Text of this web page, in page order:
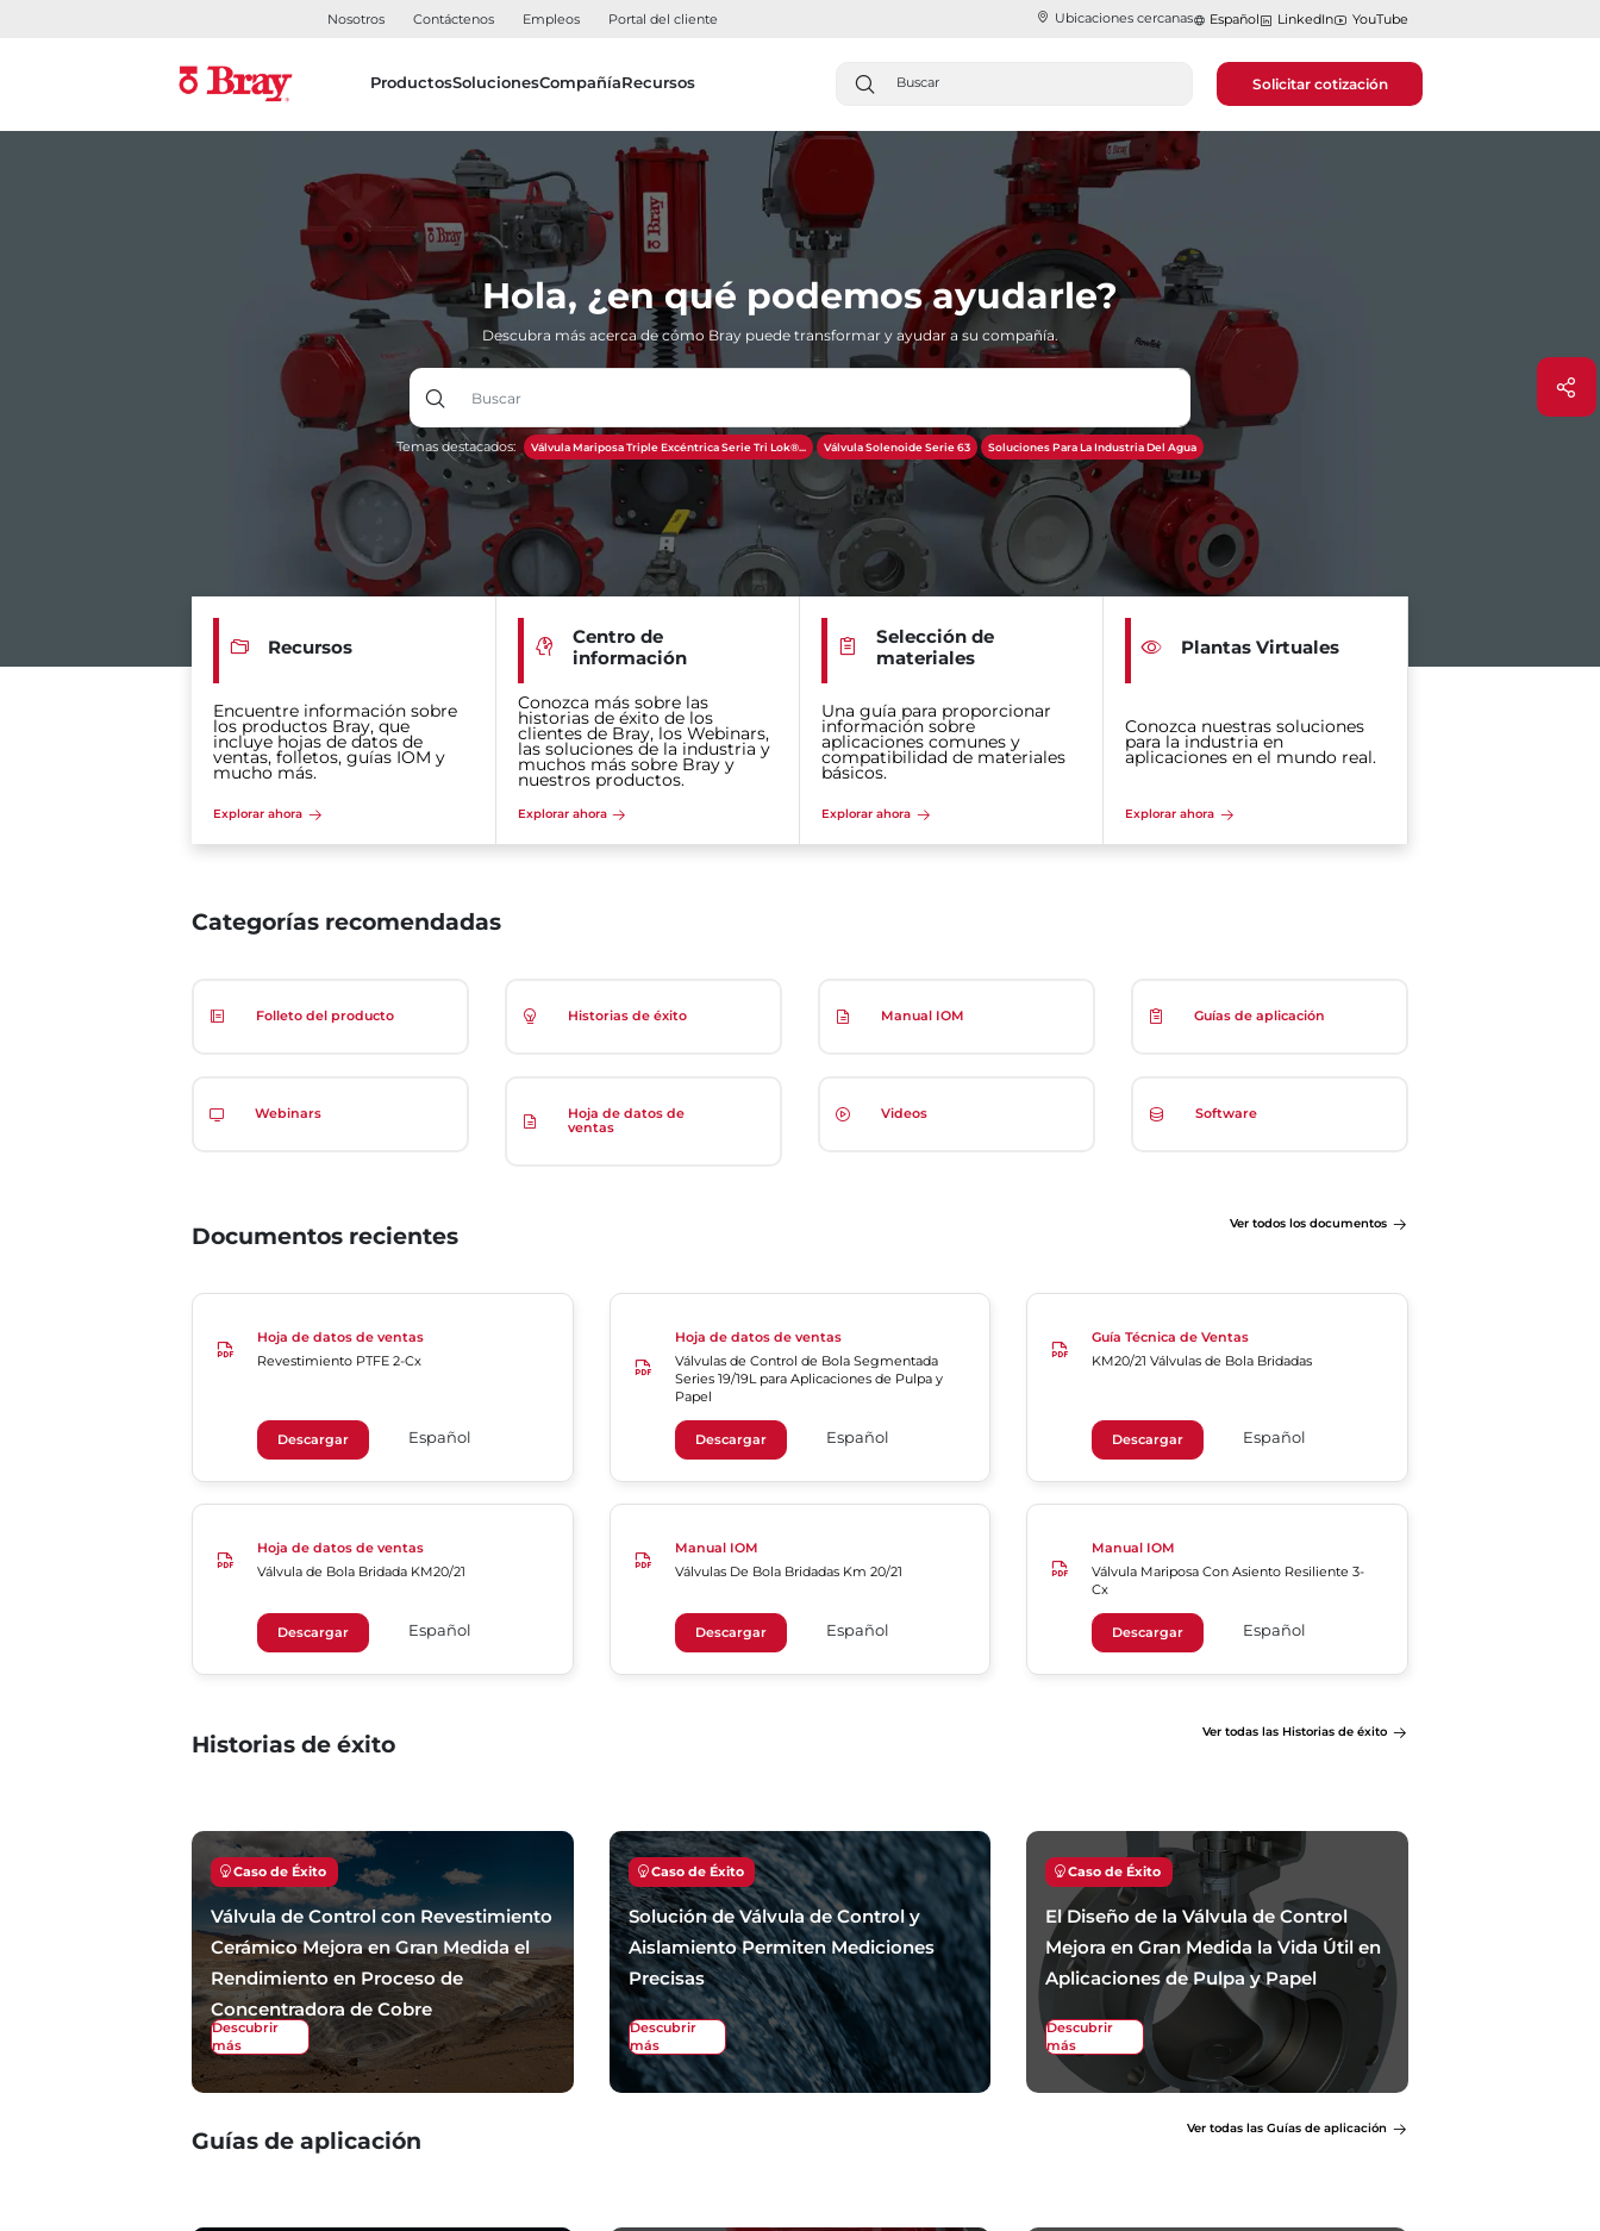
Nosotros Contáctenos Empleos Portal del cliente Ubicaciones cercanas Español LinkedIn YouTube
ProductosSolucionesCompañíaRecursos Solicitar cotización
Hola, ¿en qué podemos ayudarle?
Descubra más acerca de cómo Bray puede transformar y ayudar a su compañía.
Temas destacados: Válvula Mariposa Triple Excéntrica Serie Tri Lok®​​​​​​​... Válvula Solenoide Serie 63 Soluciones Para La Industria Del Agua
Recursos
Encuentre información sobre
los productos Bray, que
incluye hojas de datos de
ventas, folletos, guías IOM y
mucho más.
Explorar ahora
Centro de
información
Conozca más sobre las
historias de éxito de los
clientes de Bray, los Webinars,
las soluciones de la industria y
muchos más sobre Bray y
nuestros productos.
Explorar ahora
Selección de
materiales
Una guía para proporcionar
información sobre
aplicaciones comunes y
compatibilidad de materiales
básicos.
Explorar ahora
Plantas Virtuales
Conozca nuestras soluciones
para la industria en
aplicaciones en el mundo real.
Explorar ahora
Categorías recomendadas
Folleto del producto Historias de éxito Manual IOM Guías de aplicación
Webinars
Hoja de datos de
ventas
Videos Software
Documentos recientes Ver todos los documentos
Hoja de datos de ventas
Revestimiento PTFE 2-Cx
Descargar Español
Hoja de datos de ventas
Válvulas de Control de Bola Segmentada
Series 19/19L para Aplicaciones de Pulpa y
Papel
Descargar Español
Guía Técnica de Ventas
KM20/21 Válvulas de Bola Bridadas
Descargar Español
Hoja de datos de ventas
Válvula de Bola Bridada KM20/21
Descargar Español
Manual IOM
Válvulas De Bola Bridadas Km 20/21
Descargar Español
Manual IOM
Válvula Mariposa Con Asiento Resiliente 3-
Cx
Descargar Español
Historias de éxito Ver todas las Historias de éxito
Caso de Éxito
Válvula de Control con Revestimiento
Cerámico Mejora en Gran Medida el
Rendimiento en Proceso de
Concentradora de Cobre
Descubrir
más
Caso de Éxito
Solución de Válvula de Control y
Aislamiento Permiten Mediciones
Precisas
Descubrir
más
Caso de Éxito
El Diseño de la Válvula de Control
Mejora en Gran Medida la Vida Útil en
Aplicaciones de Pulpa y Papel
Descubrir
más
Guías de aplicación Ver todas las Guías de aplicación